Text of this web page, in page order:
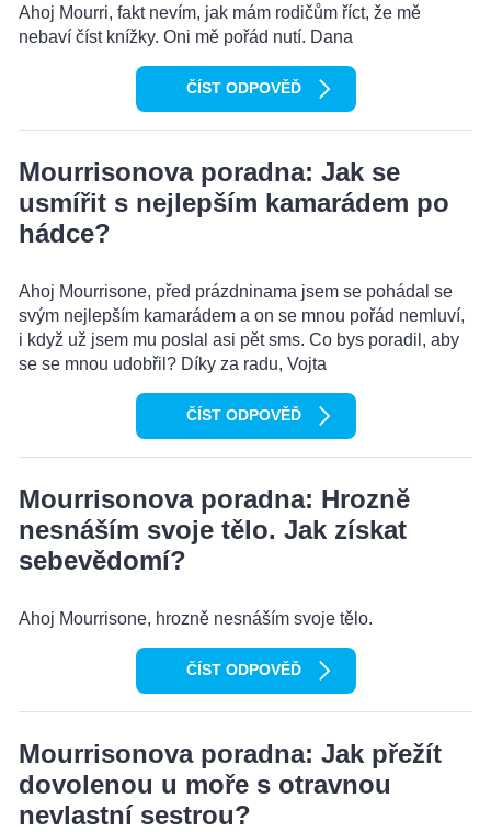
Ahoj Mourri, fakt nevím, jak mám rodičům říct, že mě
nebaví číst knížky. Oni mě pořád nutí. Dana
ČÍST ODPOVĚĎ
Mourrisonova poradna: Jak se
usmířit s nejlepším kamarádem po
hádce?
Ahoj Mourrisone, před prázdninama jsem se pohádal se
svým nejlepším kamarádem a on se mnou pořád nemluví,
i když už jsem mu poslal asi pět sms. Co bys poradil, aby
se se mnou udobřil? Díky za radu, Vojta
ČÍST ODPOVĚĎ
Mourrisonova poradna: Hrozně
nesnáším svoje tělo. Jak získat
sebevědomí?
Ahoj Mourrisone, hrozně nesnáším svoje tělo.
ČÍST ODPOVĚĎ
Mourrisonova poradna: Jak přežít
dovolenou u moře s otravnou
nevlastní sestrou?